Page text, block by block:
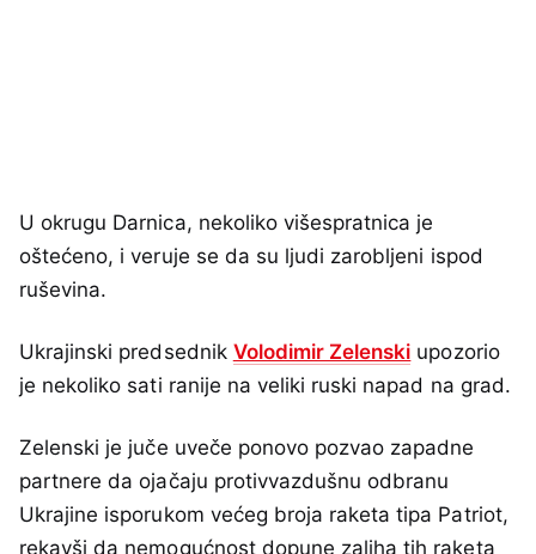
U okrugu Darnica, nekoliko višespratnica je
oštećeno, i veruje se da su ljudi zarobljeni ispod
ruševina.
Ukrajinski predsednik Volodimir Zelenski upozorio
je nekoliko sati ranije na veliki ruski napad na grad.
Zelenski je juče uveče ponovo pozvao zapadne
partnere da ojačaju protivvazdušnu odbranu
Ukrajine isporukom većeg broja raketa tipa Patriot,
rekavši da nemogućnost dopune zaliha tih raketa